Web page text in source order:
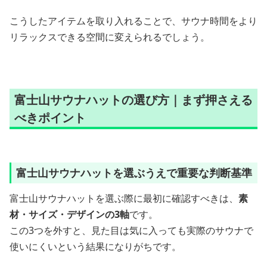
こうしたアイテムを取り入れることで、サウナ時間をより
リラックスできる空間に変えられるでしょう。
富士山サウナハットの選び方｜まず押さえる
べきポイント
富士山サウナハットを選ぶうえで重要な判断基準
富士山サウナハットを選ぶ際に最初に確認すべきは、 素
材・サイズ・デザインの3軸です。
この3つを外すと、見た目は気に入っても実際のサウナで
使いにくいという結果になりがちです。